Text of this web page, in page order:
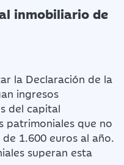
inmobiliario de
la Declaración de la
ingresos
del capital
patrimoniales que no
1.600 euros al año.
superan esta